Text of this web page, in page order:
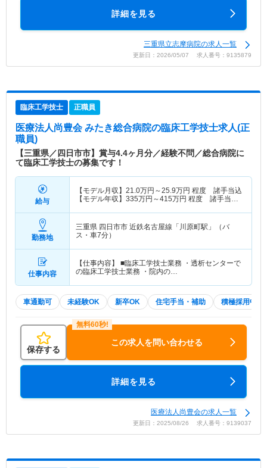
詳細を見る
三重県立志摩病院の求人一覧
更新日：2026/05/07 求人番号：9135879
臨床工学技士 正職員
医療法人尚豊会 みたき総合病院の臨床工学技士求人(正
職員)
【三重県／四日市市】賞与4.4ヶ月分／経験不問／総合病院に
て臨床工学技士の募集です！
給与
【モデル月収】 21.0万円～25.9万円 程度 諸手当込
【モデル年収】 335万円～415万円 程度 諸手当・
勤務地
三重県 四日市市 近鉄名古屋線「川原町駅」（バ
ス・車7分）
仕事内容
【仕事内容】 ■臨床工学技士業務 ・透析センターで
の臨床工学技士業務 ・院内の…
車通勤可 未経験OK 新卒OK 住宅手当・補助 積極採用中
保存する
この求人を問い合わせる
詳細を見る
医療法人尚豊会の求人一覧
更新日：2025/08/26 求人番号：9139037